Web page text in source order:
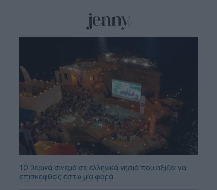
10 θερινά σινεμά σε ελληνικά νησιά που αξίζει να
επισκεφθείς έστω μία φορά